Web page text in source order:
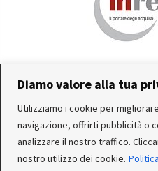
Diamo valore alla tua
Utilizziamo i cookie per
navigazione, offrirti pubblicità o
analizzare il nostro traffico.
nostro utilizzo dei cookie.
In occasione delle FERIE
produttrici e corrieri
temporaneamente le
ordini di alcuni reparti
ricevuti, potrebbero essere
Servizio clienti attivo: Da
12:30 e dalle 15:30 alle 17:30